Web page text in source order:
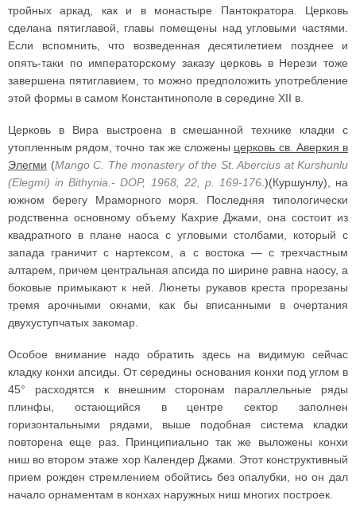
тройных аркад, как и в монастыре Пантократора. Церковь
сделана пятиглавой, главы помещены над угловыми частями.
Если вспомнить, что возведенная десятилетием позднее и
опять-таки по императорскому заказу церковь в Нерези тоже
завершена пятиглавием, то можно предположить употребление
этой формы в самом Константинополе в середине XII в.
Церковь в Вира выстроена в смешанной технике кладки с
утопленным рядом, точно так же сложены церковь св. Аверкия в
Элегми (Mango С. The monastery of the St. Abercius at Kurshunlu
(Elegmi) in Bithynia.- DOP, 1968, 22, p. 169-176.)(Куршунлу), на
южном берегу Мраморного моря. Последняя типологически
родственна основному объему Кахрие Джами, она состоит из
квадратного в плане наоса с угловыми столбами, который с
запада граничит с нартексом, а с востока — с трехчастным
алтарем, причем центральная апсида по ширине равна наосу, а
боковые примыкают к ней. Люнеты рукавов креста прорезаны
тремя арочными окнами, как бы вписанными в очертания
двухуступчатых закомар.
Особое внимание надо обратить здесь на видимую сейчас
кладку конхи апсиды. От середины основания конхи под углом в
45° расходятся к внешним сторонам параллельные ряды
плинфы, остающийся в центре сектор заполнен
горизонтальными рядами, выше подобная система кладки
повторена еще раз. Принципиально так же выложены конхи
ниш во втором этаже хор Календер Джами. Этот конструктивный
прием рожден стремлением обойтись без опалубки, но он дал
начало орнаментам в конхах наружных ниш многих построек.